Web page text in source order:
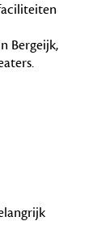
Bergeijk,